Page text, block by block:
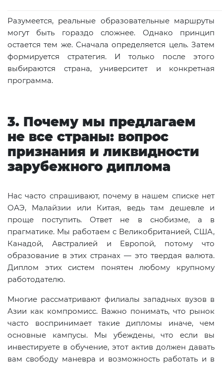
Разумеется, реальные образовательные маршруты
могут быть гораздо сложнее. Однако принцип
остается тем же. Сначала определяется цель. Затем
формируется стратегия. И только после этого
выбираются страна, университет и конкретная
программа.
3. Почему мы предлагаем
не все страны: вопрос
признания и ликвидности
зарубежного диплома
Нас часто спрашивают, почему в нашем списке нет
ОАЭ, Малайзии или Китая, ведь там дешевле и
проще поступить. Ответ не в снобизме, а в
прагматике. Мы работаем с Великобританией, США,
Канадой, Австралией и Европой, потому что
образование в этих странах — это твердая валюта.
Диплом этих систем понятен любому крупному
работодателю.
Многие рассматривают филиалы западных вузов в
Азии как компромисс. Важно понимать, что рынок
часто воспринимает такие дипломы иначе, чем
основные кампусы. Мы убеждены, что если вы
инвестируете в обучение, этот актив должен давать
вам свободу маневра и возможность работать и в